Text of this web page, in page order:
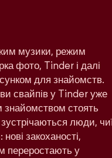
музики, режим
фото, Tinder і далі
для знайомств.
свайпів у Tinder уже
знайомством стоять
люди,
закоханості,
переростають у